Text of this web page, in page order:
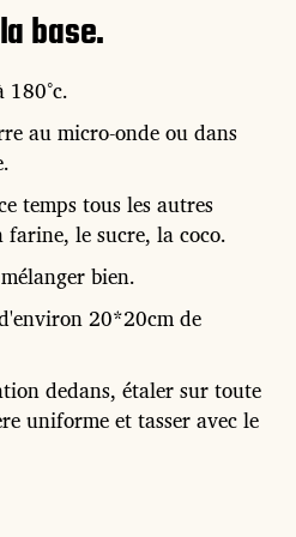
base.
au micro-onde ou dans
temps tous les autres
farine, le sucre, la coco.
bien.
20*20cm de
dedans, étaler sur toute
uniforme et tasser avec le